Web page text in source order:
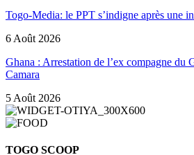
Togo-Media: le PPT s’indigne après une
6 Août 2026
Ghana : Arrestation de l’ex compagne du
Camara
5 Août 2026
TOGO SCOOP